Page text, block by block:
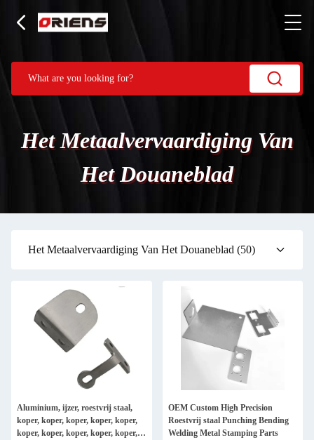
Het Metaalvervaardiging Van
Het Douaneblad
Het Metaalvervaardiging Van Het Douaneblad (50)
Aluminium, ijzer, roestvrij staal,
koper, koper, koper, koper, koper,
koper, koper, koper, koper, koper,
OEM Custom High Precision
Roestvrij staal Punching Bending
Welding Metal Stamping Parts